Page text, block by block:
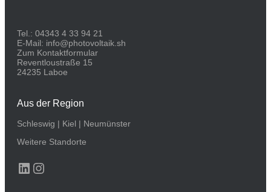
Tel.: 04343 4 33 94 21
E-Mail: info@photovoltaik.sh
Zum Kontaktformular
Reventloustraße 15
24235 Laboe
Aus der Region
Schleswig | Kiel | Neumünster
Weitere Standorte
LinkedIn
Instagram